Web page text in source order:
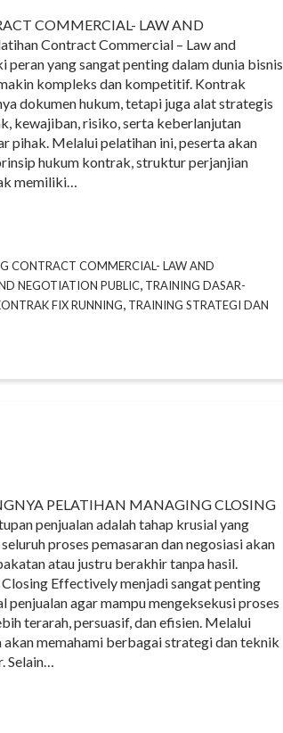
COMMERCIAL- LAW AND
Contract Commercial – Law and
yang sangat penting dalam dunia bisnis
kompleks dan kompetitif. Kontrak
dokumen hukum, tetapi juga alat strategis
kewajiban, risiko, serta keberlanjutan
pihak. Melalui pelatihan ini, peserta akan
hukum kontrak, struktur perjanjian
memiliki…
CONTRACT COMMERCIAL- LAW AND
NEGOTIATION PUBLIC, TRAINING DASAR-
FIX RUNNING, TRAINING STRATEGI DAN
PELATIHAN MANAGING CLOSING
penjualan adalah tahap krusial yang
proses pemasaran dan negosiasi akan
atau justru berakhir tanpa hasil.
Effectively menjadi sangat penting
penjualan agar mampu mengeksekusi proses
terarah, persuasif, dan efisien. Melalui
akan memahami berbagai strategi dan teknik
Selain…